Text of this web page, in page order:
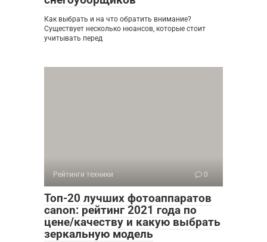
Как выбрать и на что обратить внимание?
Существует несколько нюансов, которые стоит
учитывать перед
Рейтинги техники 0
Топ-20 лучших фотоаппаратов
canon: рейтинг 2021 года по
цене/качеству и какую выбрать
зеркальную модель